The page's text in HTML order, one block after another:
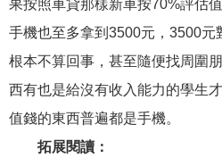
果按照車貸那樣新車按70%評估
手機也至多拿到3500元，3500元
根本不算回事，甚至隨便找周圍
西有也是給沒有收入能力的學生
值錢的東西普遍都是手機。
拓展閱讀：